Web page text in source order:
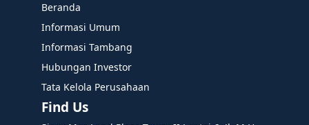
Beranda
Informasi Umum
Informasi Tambang
Hubungan Investor
Tata Kelola Perusahaan
Find Us